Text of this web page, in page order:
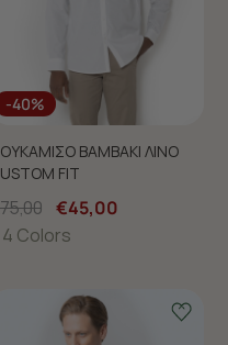
-40%
ΒΑΜΒΑΚΙ ΛΙΝΟ
FIT
€45,00
4 Colors